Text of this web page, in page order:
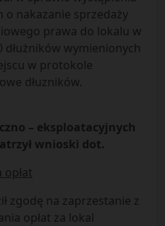
nakazanie sprzedaży
prawa do lokalu w
wymienionych
w protokole
dłuzników.
– eksploatacyjnych
wnioski dot.
zgodę na zaprzestanie z
opłat za lokal